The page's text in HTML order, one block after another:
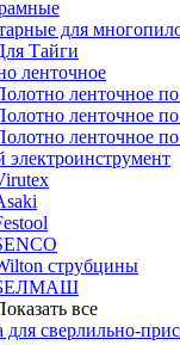
для
Тайги
ленточное
ленточное
ленточное
ленточное
электроинструмент
струбцины
все
для сверлильно-